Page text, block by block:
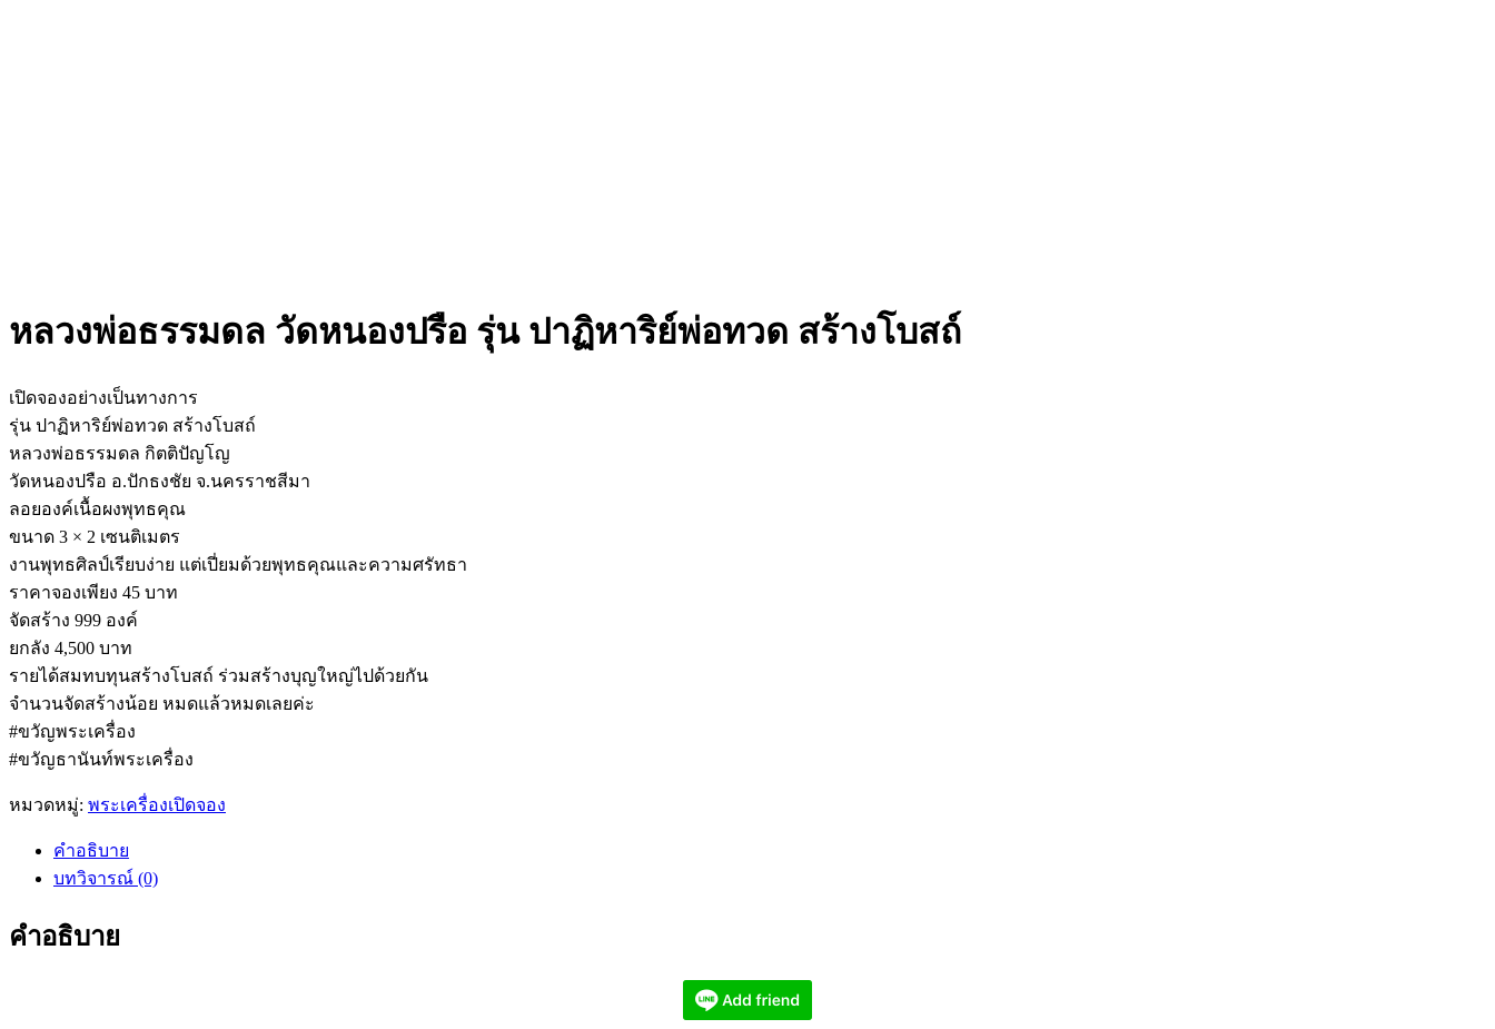
หลวงพ่อธรรมดล วัดหนองปรือ รุ่น ปาฏิหาริย์พ่อทวด สร้างโบสถ์
เปิดจองอย่างเป็นทางการ
รุ่น ปาฏิหาริย์พ่อทวด สร้างโบสถ์
หลวงพ่อธรรมดล กิตติปัญโญ
วัดหนองปรือ อ.ปักธงชัย จ.นครราชสีมา
ลอยองค์เนื้อผงพุทธคุณ
ขนาด 3 × 2 เซนติเมตร
งานพุทธศิลป์เรียบง่าย แต่เปี่ยมด้วยพุทธคุณและความศรัทธา
ราคาจองเพียง 45 บาท
จัดสร้าง 999 องค์
ยกลัง 4,500 บาท
รายได้สมทบทุนสร้างโบสถ์ ร่วมสร้างบุญใหญ่ไปด้วยกัน
จำนวนจัดสร้างน้อย หมดแล้วหมดเลยค่ะ
#ขวัญพระเครื่อง
#ขวัญธานันท์พระเครื่อง
หมวดหมู่: พระเครื่องเปิดจอง
คำอธิบาย
บทวิจารณ์ (0)
คำอธิบาย